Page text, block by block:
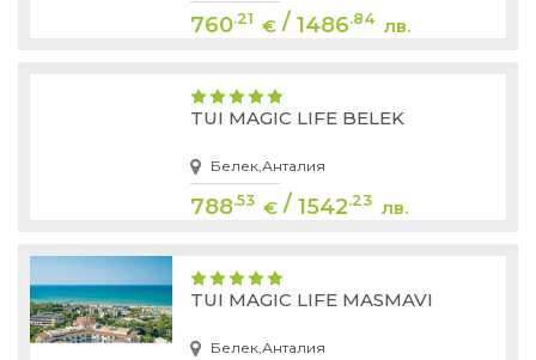
760.21 € /1486.84 лв.
TUI MAGIC LIFE BELEK
Белек,Анталия
788.53 € /1542.23 лв.
TUI MAGIC LIFE MASMAVI
Белек,Анталия